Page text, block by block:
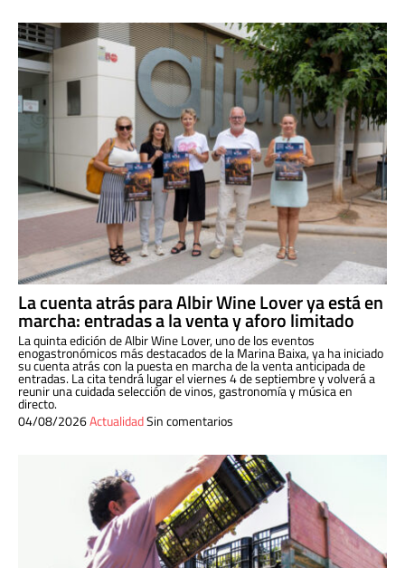
La cuenta atrás para Albir Wine Lover ya está en
marcha: entradas a la venta y aforo limitado
La quinta edición de Albir Wine Lover, uno de los eventos
enogastronómicos más destacados de la Marina Baixa, ya ha iniciado
su cuenta atrás con la puesta en marcha de la venta anticipada de
entradas. La cita tendrá lugar el viernes 4 de septiembre y volverá a
reunir una cuidada selección de vinos, gastronomía y música en
directo.
04/08/2026ActualidadSin comentarios